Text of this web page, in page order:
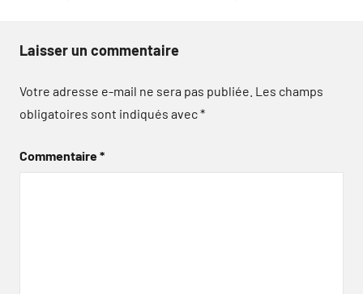
Laisser un commentaire
Votre adresse e-mail ne sera pas publiée. Les champs
obligatoires sont indiqués avec*
Commentaire*